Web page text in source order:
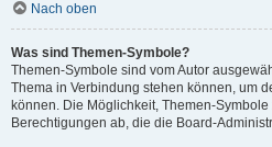
Nach oben
Was sind Themen-Symbole?
Themen-Symbole sind vom Autor
Thema in Verbindung stehen können, um
können. Die Möglichkeit, Themen-
Berechtigungen ab, die die Board-